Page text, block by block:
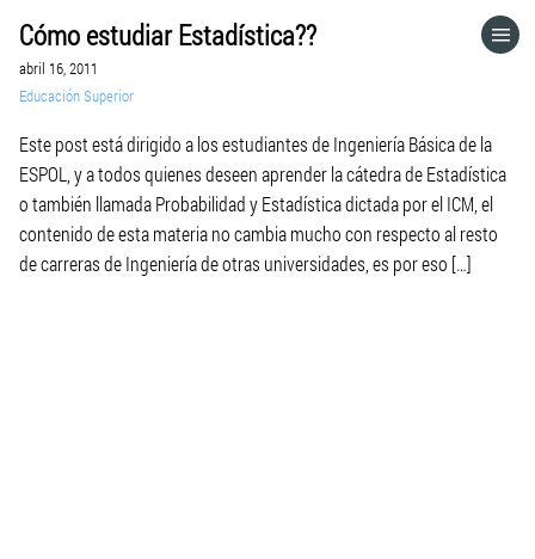
Cómo estudiar Estadística??
abril 16, 2011
Educación Superior
Este post está dirigido a los estudiantes de Ingeniería Básica de la
ESPOL, y a todos quienes deseen aprender la cátedra de Estadística
o también llamada Probabilidad y Estadística dictada por el ICM, el
contenido de esta materia no cambia mucho con respecto al resto
de carreras de Ingeniería de otras universidades, es por eso […]
HOME
IR A
VISITA EL SITIO WEB